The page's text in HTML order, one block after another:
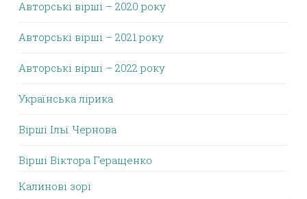
Авторські вірші – 2020 року
Авторські вірші – 2021 року
Авторські вірші – 2022 року
Українська лірика
Вірші Ільї Чернова
Вірші Віктора Геращенко
Калинові зорі